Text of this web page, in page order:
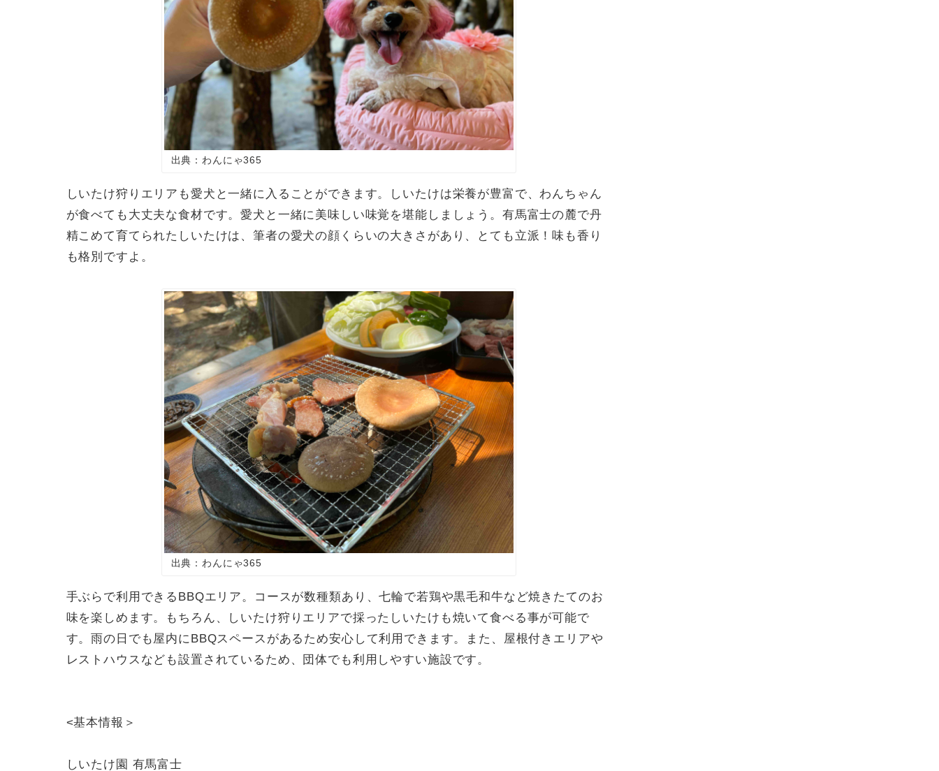
出典：わんにゃ365
しいたけ狩りエリアも愛犬と一緒に入ることができます。しいたけは栄養が豊富で、わんちゃん
が食べても大丈夫な食材です。愛犬と一緒に美味しい味覚を堪能しましょう。有馬富士の麓で丹
精こめて育てられたしいたけは、筆者の愛犬の顔くらいの大きさがあり、とても立派！味も香り
も格別ですよ。
出典：わんにゃ365
手ぶらで利用できる BBQエリア。コースが数種類あり、七輪で若鶏や黒毛和牛など焼きたてのお
味を楽しめます。もちろん、しいたけ狩りエリアで採ったしいたけも焼いて食べる事が可能で
す。雨の日でも屋内にBBQスペースがあるため安心して利用できます。また、屋根付きエリアや
レストハウスなども設置されているため、団体でも利用しやすい施設です。
<基本情報＞
しいたけ園 有馬富士